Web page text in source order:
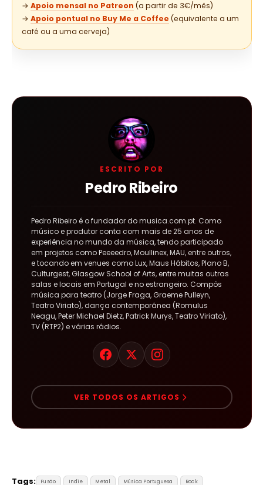
→ Apoio mensal no Patreon (a partir de 3€/mês)
→ Apoio pontual no Buy Me a Coffee (equivalente a um
café ou a uma cerveja)
ESCRITO POR
Pedro Ribeiro
Pedro Ribeiro é o fundador do musica.com.pt. Como
músico e produtor conta com mais de 25 anos de
experiência no mundo da música, tendo participado
em projetos como Peeeedro, Moullinex, MAU, entre outros,
e tocando em venues como Lux, Maus Hábitos, Plano B,
Culturgest, Glasgow School of Arts, entre muitas outras
salas e locais em Portugal e no estrangeiro. Compôs
música para teatro (Jorge Fraga, Graeme Pulleyn,
Teatro Viriato), dança contemporânea (Romulus
Neagu, Peter Michael Dietz, Patrick Murys, Teatro Viriato),
TV (RTP2) e várias rádios.
VER TODOS OS ARTIGOS
Tags: Fusão Indie Metal Música Portuguesa Rock